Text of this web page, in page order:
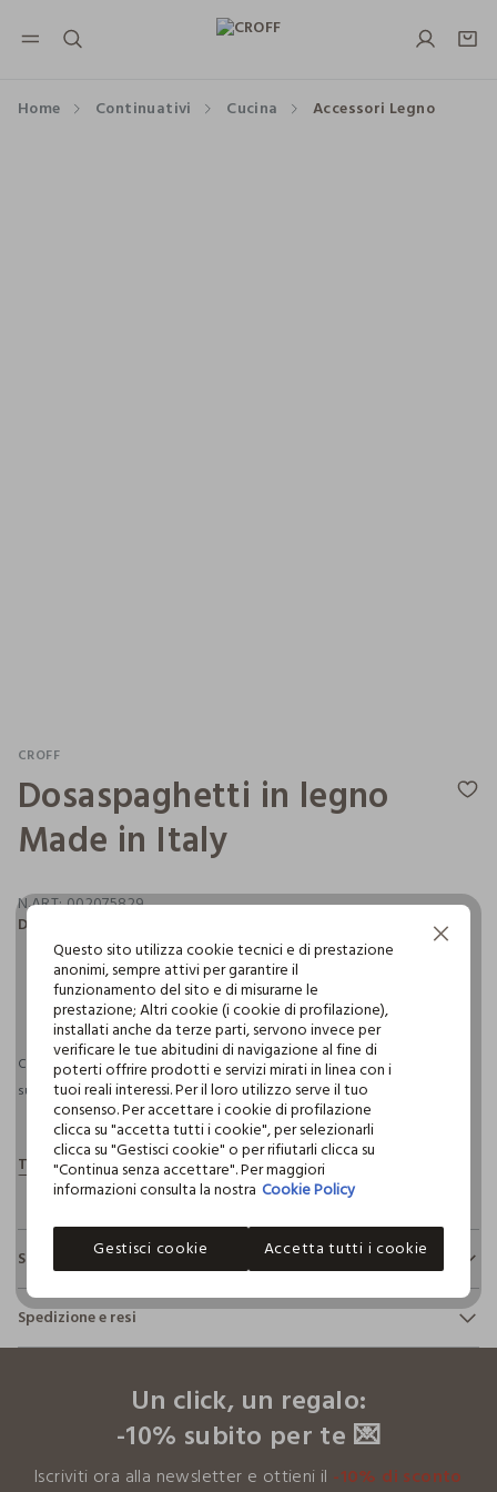
NAVIGATION.ARIA.GOTOMAINCONTENT
Home Continuativi Cucina Accessori Legno
CROFF
Dosaspaghetti in legno
Made in Italy
N.ART:002075829
Dosaspaghetti in legno Made in Italy. Dimensioni: 30x5 cm.
pdp.loyalty.section.advantages
Consegna prevista entro il 11/08/2026 e spedizione gratuita per ordini
superiori a 30€ se possiedi una CROFF Club.Maggiori informazioni
Sostenibilità e trasparenza
Sicurezza
Il 100% dei nostri articoli viene sottoposto a test chimico-
fisici, per verificarne il rispetto dei limiti che abbiamo
restrittivi rispetto a quelli previsti dalla normativa
internazionale.
Clicca qui per vedere i dettagli
Spedizione e resi
Un click, un regalo:
-10% subito per te 💌
Iscriviti ora alla newsletter e ottieni il -10% di sconto
Questo sito utilizza cookie tecnici e di prestazione
anonimi, sempre attivi per garantire il
funzionamento del sito e di misurarne le
prestazione; Altri cookie (i cookie di profilazione),
installati anche da terze parti, servono invece per
verificare le tue abitudini di navigazione al fine di
poterti offrire prodotti e servizi mirati in linea con i
tuoi reali interessi. Per il loro utilizzo serve il tuo
consenso. Per accettare i cookie di profilazione
clicca su "accetta tutti i cookie", per selezionarli
clicca su "Gestisci cookie" o per rifiutarli clicca su
"Continua senza accettare". Per maggiori
informazioni consulta la nostra Cookie Policy
Gestisci cookie Accetta tutti i cookie
Continua senza accettare